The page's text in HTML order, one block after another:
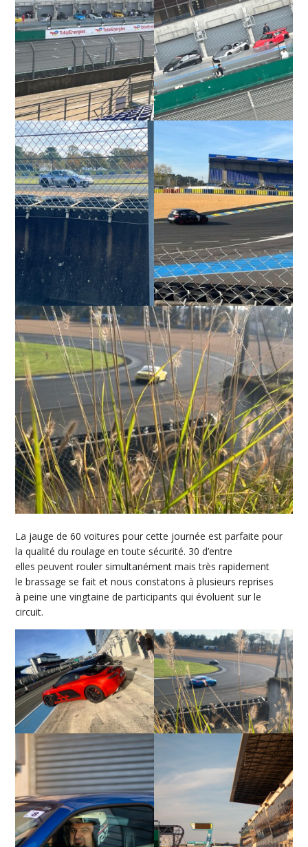
La jauge de 60 voitures pour cette journée est parfaite pour
la qualité du roulage en toute sécurité. 30 d’entre
elles peuvent rouler simultanément mais très rapidement
le brassage se fait et nous constatons à plusieurs reprises
à peine une vingtaine de participants qui évoluent sur le
circuit.